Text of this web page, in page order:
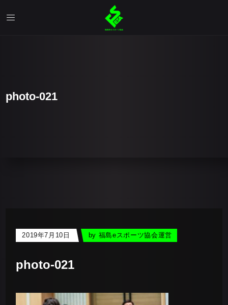
photo-021
2019年7月10日 by 福島eスポーツ協会運営
photo-021